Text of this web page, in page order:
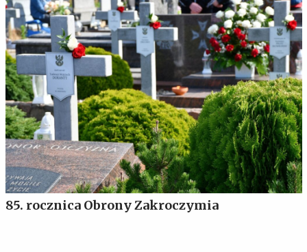
85. rocznica Obrony Zakroczymia